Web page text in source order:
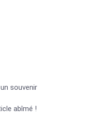
souvenir
abîmé !